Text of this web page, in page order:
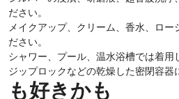
ださい。
メイクアップ、クリーム、香水、ロー
ださい。
シャワー、プール、温水浴槽では着用
ジップロックなどの乾燥した密閉容器
も好きかも